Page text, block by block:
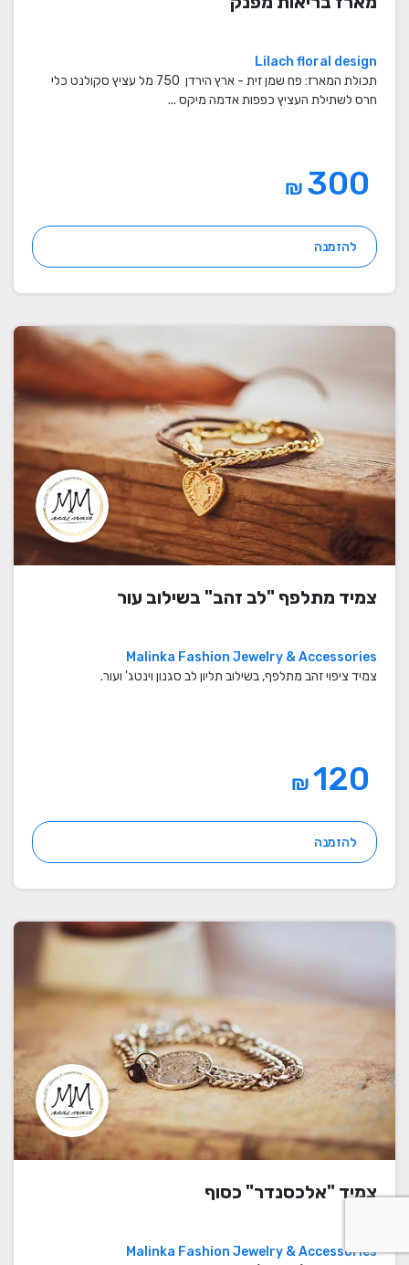
Lilach floral design
תכולת המארז: פח שמן זית - ארץ הירדן 750 מל עציץ סקולנט כלי
חרס לשתילת העציץ כפפות אדמה מיקס ...
₪
להזמנה
צמיד מתלפף "לב זהב" בשילוב עור
Malinka Fashion Jewelry & Accessories
צמיד ציפוי זהב מתלפף, בשילוב תליון לב סגנון וינטג' ועור.
₪
להזמנה
צמיד "אלכסנדר" כסוף
Malinka Fashion Jewelry & Accessories